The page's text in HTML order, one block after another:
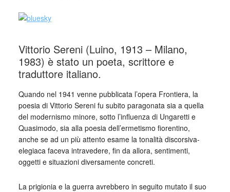
Vittorio Sereni (Luino, 1913 – Milano,
1983) è stato un poeta, scrittore e
traduttore italiano.
Quando nel 1941 venne pubblicata l’opera Frontiera, la
poesia di Vittorio Sereni fu subito paragonata sia a quella
del modernismo minore, sotto l’influenza di Ungaretti e
Quasimodo, sia alla poesia dell’ermetismo fiorentino,
anche se ad un più attento esame la tonalità discorsiva-
elegiaca faceva intravedere, fin da allora, sentimenti,
oggetti e situazioni diversamente concreti.
La prigionia e la guerra avrebbero in seguito mutato il suo